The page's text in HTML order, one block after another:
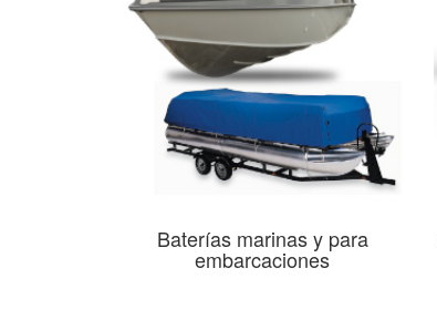
Baterías marinas y para
embarcaciones